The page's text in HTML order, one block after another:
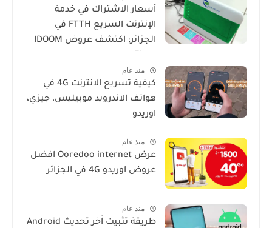
أسعار الاشتراك في خدمة
الإنترنت السريع FTTH في
الجزائر: اكتشف عروض IDOOM
منذ عام
كيفية تسريع الانترنت 4G في
هواتف الاندرويد موبيليس، جيزي،
اوريدو
منذ عام
عرض Ooredoo internet افضل
عروض اوريدو 4G في الجزائر
منذ عام
طريقة تثبيت اَخر تحديث Android